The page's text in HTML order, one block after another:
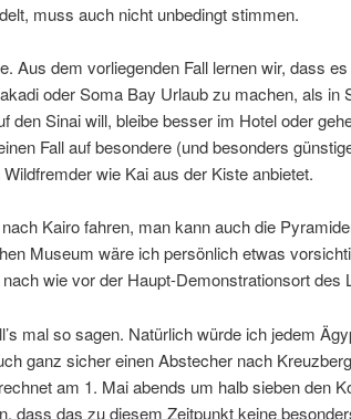
muss auch nicht unbedingt stimmen.
Aus dem vorliegenden Fall lernen wir, dass
oder Soma Bay Urlaub zu machen, als in
den Sinai will, bleibe besser im Hotel oder
Fall auf besondere (und besonders
wie Kai aus der Kiste anbietet.
Kairo fahren, man kann auch die
Museum wäre ich persönlich etwas
wie vor der Haupt-Demonstrationsort des
mal so sagen. Natürlich würde ich jedem
ganz sicher einen Abstecher nach
am 1. Mai abends um halb sieben den
dass das zu diesem Zeitpunkt keine